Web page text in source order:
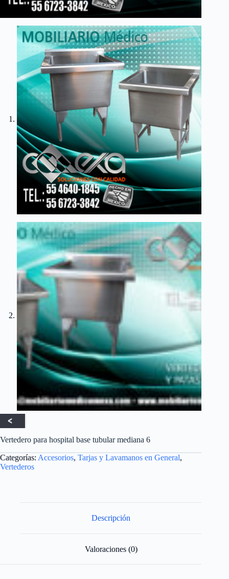
Vertedero para hospital base tubular mediana 6
Categorías: Accesorios, Tarjas y Lavamanos en General,
Vertederos
Descripción
Valoraciones (0)